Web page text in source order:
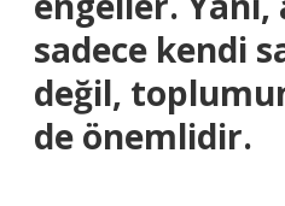
sadece kendi
değil,
de önemlidir.